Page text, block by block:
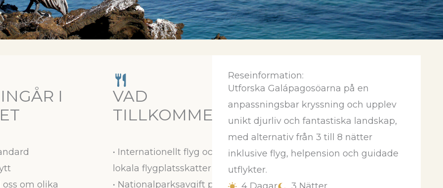
I
om olika
VAD
TILLKOMMER
• Internationellt flyg och
lokala flygplatsskatter
• Nationalparksavgift på
PRELIMINÄRA
HOTELL
Corall I eller Corall II
Archipell
Reseinformation:
Utforska Galápagosöarna på en
anpassningsbar kryssning och upplev
unikt djurliv och fantastiska landskap,
med alternativ från 3 till 8 nätter
inklusive flyg, helpension och guidade
utflykter.